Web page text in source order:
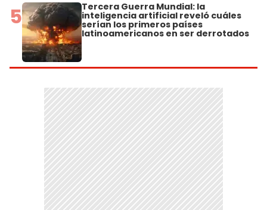
5 Tercera Guerra Mundial: la
inteligencia artificial reveló cuáles
serían los primeros países
latinoamericanos en ser derrotados